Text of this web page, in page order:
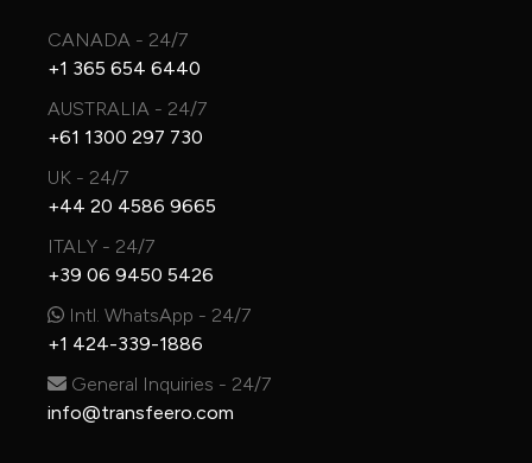
CANADA - 24/7
+1 365 654 6440
AUSTRALIA - 24/7
+61 1300 297 730
UK - 24/7
+44 20 4586 9665
ITALY - 24/7
+39 06 9450 5426
Intl. WhatsApp - 24/7
+1 424-339-1886
General Inquiries - 24/7
info@transfeero.com